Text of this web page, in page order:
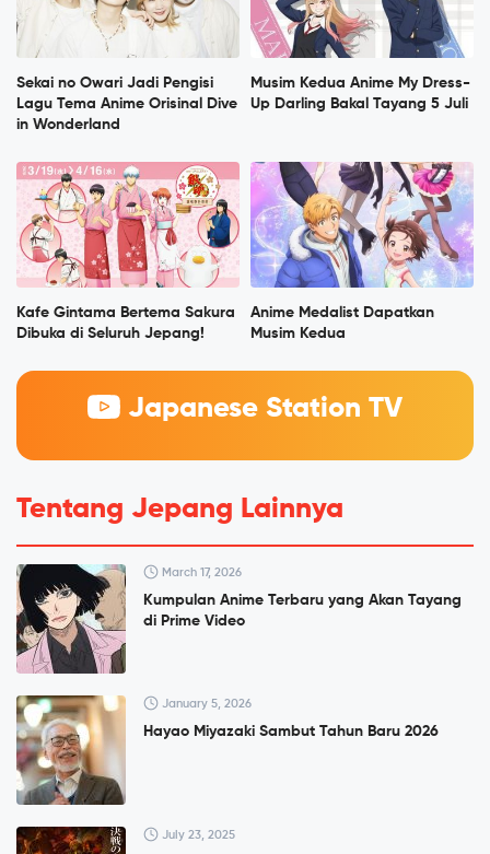
Sekai no Owari Jadi Pengisi
Lagu Tema Anime Orisinal Dive
in Wonderland
Musim Kedua Anime My Dress-
Up Darling Bakal Tayang 5 Juli
Kafe Gintama Bertema Sakura
Dibuka di Seluruh Jepang!
Anime Medalist Dapatkan
Musim Kedua
Japanese Station TV
Tentang Jepang Lainnya
March 17, 2026
Kumpulan Anime Terbaru yang Akan Tayang
di Prime Video
January 5, 2026
Hayao Miyazaki Sambut Tahun Baru 2026
July 23, 2025